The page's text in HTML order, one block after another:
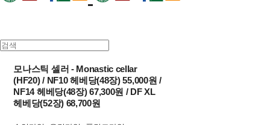
모나스틱 셀러 - Monastic cellar
(HF20) / NF10 헤베당(48장) 55,000원 /
NF14 헤베당(48장) 67,300원 / DF XL
헤베당(52장) 68,700원